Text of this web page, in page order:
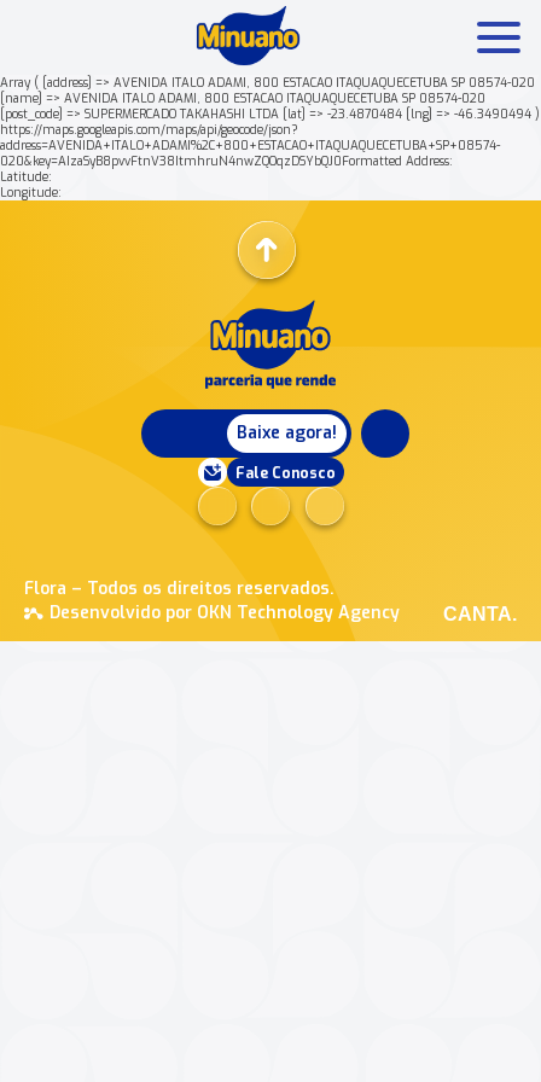
Array ( [address] => AVENIDA ITALO ADAMI, 800 ESTACAO ITAQUAQUECETUBA SP 08574-020
[name] => AVENIDA ITALO ADAMI, 800 ESTACAO ITAQUAQUECETUBA SP 08574-020
[post_code] => SUPERMERCADO TAKAHASHI LTDA [lat] => -23.4870484 [lng] => -46.3490494 )
https://maps.googleapis.com/maps/api/geocode/json?
address=AVENIDA+ITALO+ADAMI%2C+800+ESTACAO+ITAQUAQUECETUBA+SP+08574-
020&key=AIzaSyB8pvvFtnV38ItmhruN4nwZQOqzDSYbQJ0Formatted Address:
Latitude:
Longitude:
Baixe agora!
Fale Conosco
Flora – Todos os direitos reservados.
Desenvolvido por OKN Technology Agency
CANTA.
Mais buscados: Produtos Minuano Rende +
Nossa história